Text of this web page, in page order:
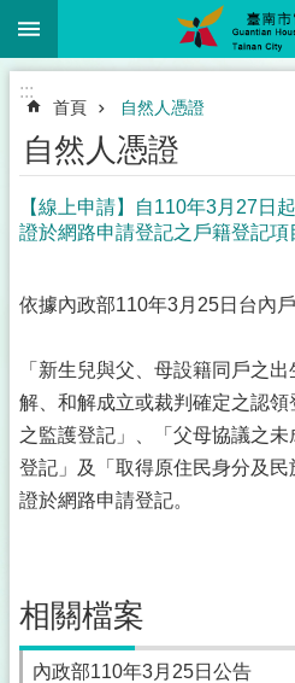
跳到主要內容區塊
:::
首頁 自然人憑證
自然人憑證
【線上申請】自110年3月27日
證於網路申請登記之戶籍登記項
依據內政部110年3月25日台內
「新生兒與父、母設籍同戶之
解、和解成立或裁判確定之認
之監護登記」、「父母協議之
登記」及「取得原住民身分及
證於網路申請登記。
相關檔案
內政部110年3月25日公告